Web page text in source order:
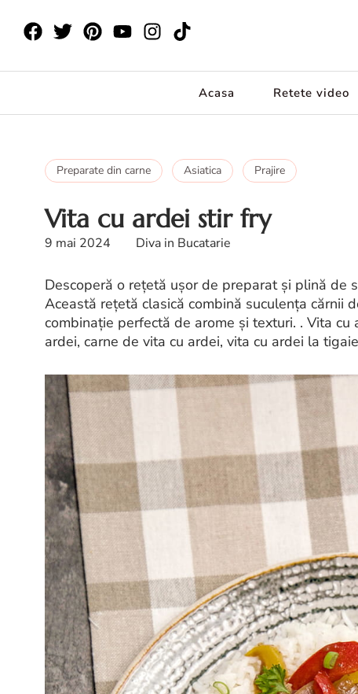
Acasa Retete video
Preparate din carne Asiatica Prajire
Vita cu ardei stir fry
9 mai 2024 Diva in Bucatarie
Descoperă o rețetă ușor de preparat și plină de
Această rețetă clasică combină suculența cărnii
combinație perfectă de arome și texturi. . Vita
ardei, carne de vita cu ardei, vita cu ardei la